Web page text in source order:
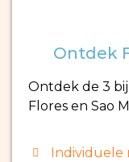
Ontdek
Ontdek de 3
Flores en Sao
Individuele